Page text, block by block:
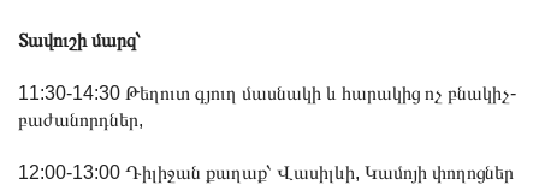
Տավուշի մարզ՝
11:30-14:30 Թեղուտ գյուղ մասնակի և հարակից ոչ բնակիչ-
բաժանորդներ,
12:00-13:00 Դիլիջան քաղաք՝ Վասիլևի, Կամոյի փողոցներ